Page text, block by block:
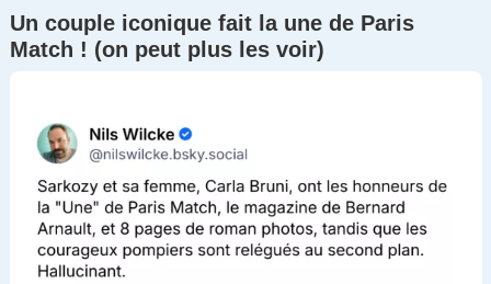
Un couple iconique fait la une de Paris
Match ! (on peut plus les voir)